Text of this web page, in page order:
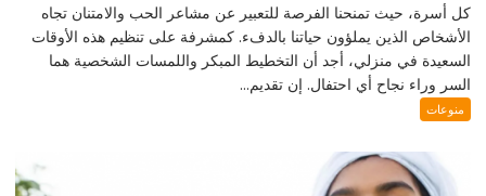
كل أسرة، حيث تمنحنا الفرصة للتعبير عن مشاعر الحب والامتنان تجاه
الأشخاص الذين يملؤون حياتنا بالدفء. كمشرفة على تنظيم هذه الأوقات
السعيدة في منزلي، أجد أن التخطيط المبكر واللمسات الشخصية هما
السر وراء نجاح أي احتفال. إن تقديم...
منوعات